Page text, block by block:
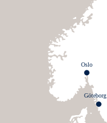
Göteborg
Oslo